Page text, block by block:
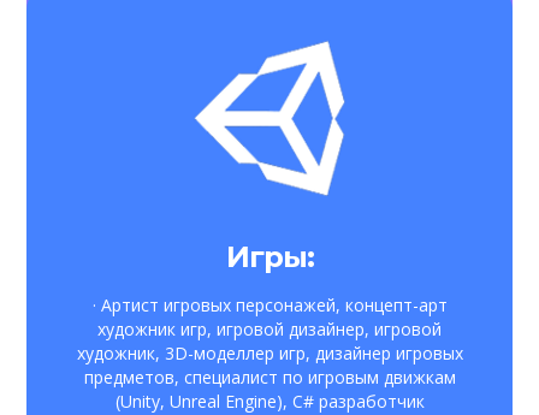
Игры:
· Артист игровых персонажей, концепт-арт
художник игр, игровой дизайнер, игровой
художник, 3D-моделлер игр, дизайнер игровых
предметов, специалист по игровым движкам
(Unity, Unreal Engine), C# разработчик